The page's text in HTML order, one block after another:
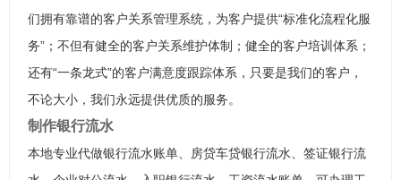
们拥有靠谱的客户关系管理系统，为客户提供“标准化流程化服
务”；不但有健全的客户关系维护体制；健全的客户培训体系；
还有“一条龙式”的客户满意度跟踪体系，只要是我们的客户，
不论大小，我们永远提供优质的服务。
制作银行流水
本地专业代做银行流水账单、房贷车贷银行流水、签证银行流